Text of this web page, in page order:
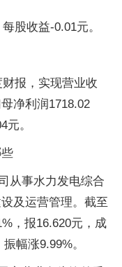
股收益-0.01元。
报，实现营业收
净利润1718.02
。
从事水力发电综合
及运营管理。截至
，报16.620元，成
幅涨9.99%。